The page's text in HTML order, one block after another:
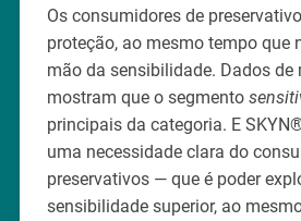
Os consumidores de
proteção, ao mesmo tempo que
mão da sensibilidade. Dados de
mostram que o segmento
principais da categoria. E
uma necessidade clara do
preservativos — que é poder
sensibilidade superior, ao